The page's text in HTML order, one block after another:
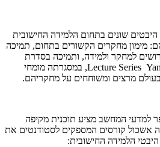
שונים בתחום הלמידה החישובית
מימון מחקרים הקשורים בתחום, תמיכה
למחקר ולמידה, ותמיכה בסדרת
ההרצאותLecture Series Yandex Distinguished, במסגרתה מומחי
מרצים ומשוחחים על מחקריהם.
למדעי המחשב מציע תוכנית מקיפה
אשכול קורסים המספקים לסטודנטים את
הלמידה החישובית: